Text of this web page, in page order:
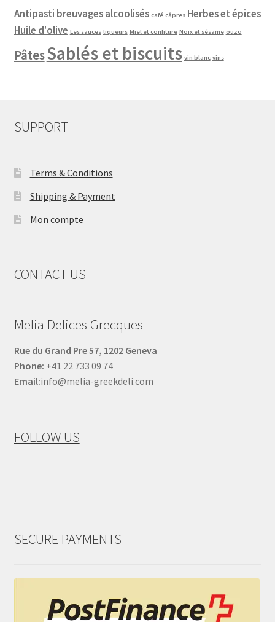
Antipasti breuvages alcoolisés café câpres Herbes et épices
Huile d'olive Les sauces liqueurs Miel et confiture Noix et sésame ouzo
PâtesSablés et biscuits vin blanc vins
SUPPORT
Terms & Conditions
Shipping & Payment
Mon compte
CONTACT US
Melia Delices Grecques
Rue du Grand Pre 57, 1202 Geneva
Phone: +41 22 733 09 74
Email:info@melia-greekdeli.com
FOLLOW US
SECURE PAYMENTS